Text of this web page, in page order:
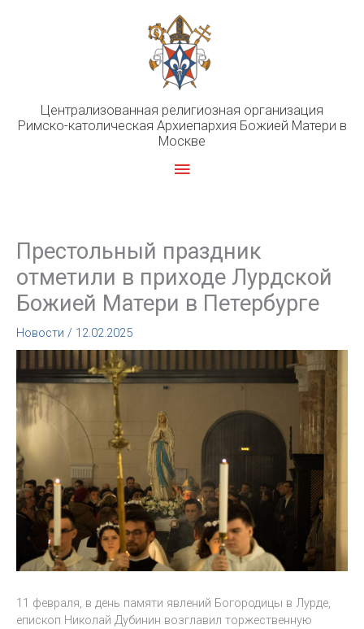
Централизованная религиозная организация
Римско-католическая Архиепархия Божией Матери в
Москве
Главное
Престольный праздник
отметили в приходе Лурдской
Божией Матери в Петербурге
Новости / 12.02.2025
11 февраля, в день памяти явлений Богородицы в Лурде,
епископ Николай Дубинин возглавил торжественную